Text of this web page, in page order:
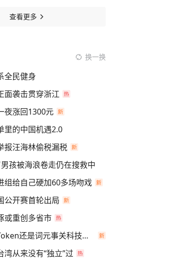
查看更多
换一换
全民健身
面袭击贯穿浙江
夜涨回1300元
里的中国机遇2.0
报汪海林偷税漏税
孩被海浪卷走仍在搜救中
组给自己硬加60多场吻戏
公开赛首轮出局
或重创多省市
央媒：用Token还是词元事关科技话语权
湾从来没有“独立”过